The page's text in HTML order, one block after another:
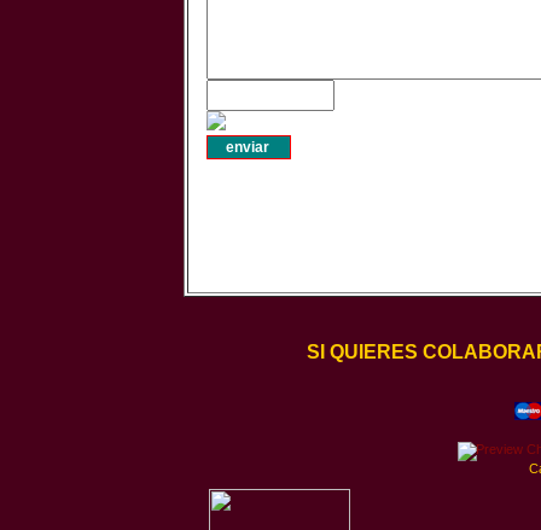
SI QUIERES